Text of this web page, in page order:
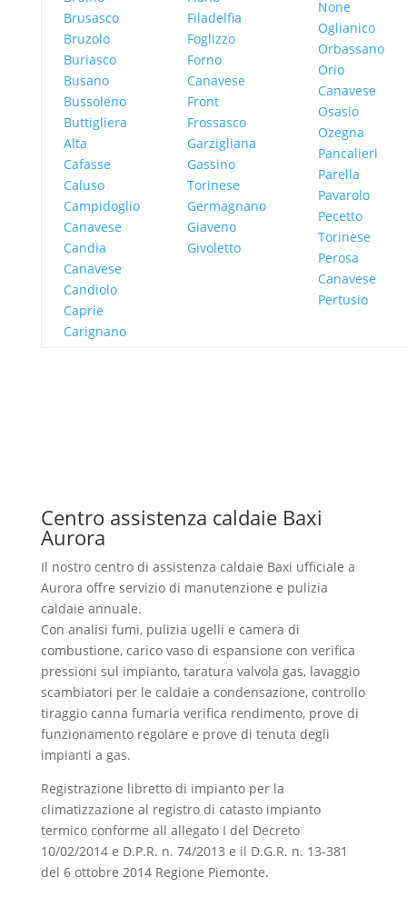
Brusasco
Bruzolo
Buriasco
Busano
Bussoleno
Buttigliera
Alta
Cafasse
Caluso
Campidoglio
Canavese
Candia
Canavese
Candiolo
Caprie
Carignano
Filadelfia
Foglizzo
Forno
Canavese
Front
Frossasco
Garzigliana
Gassino
Torinese
Germagnano
Giaveno
Givoletto
None
Oglianico
Orbassano
Orio
Canavese
Osasio
Ozegna
Pancalieri
Parella
Pavarolo
Pecetto
Torinese
Perosa
Canavese
Pertusio
Centro assistenza caldaie Baxi
Aurora
Il nostro centro di assistenza caldaie Baxi ufficiale a
Aurora offre servizio di manutenzione e pulizia
caldaie annuale.
Con analisi fumi, pulizia ugelli e camera di
combustione, carico vaso di espansione con verifica
pressioni sul impianto, taratura valvola gas, lavaggio
scambiatori per le caldaie a condensazione, controllo
tiraggio canna fumaria verifica rendimento, prove di
funzionamento regolare e prove di tenuta degli
impianti a gas.
Registrazione libretto di impianto per la
climatizzazione al registro di catasto impianto
termico conforme all allegato I del Decreto
10/02/2014 e D.P.R. n. 74/2013 e il D.G.R. n. 13-381
del 6 ottobre 2014 Regione Piemonte.